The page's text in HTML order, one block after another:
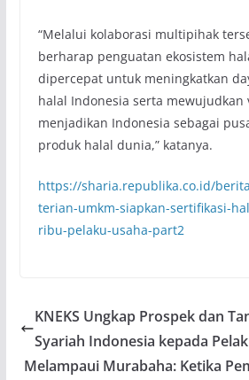
“Melalui kolaborasi multipihak
berharap penguatan ekosistem
dipercepat untuk meningkatkan
halal Indonesia serta mewujudkan
menjadikan Indonesia sebagai
produk halal dunia,” katanya.
https://sharia.republika.co.id/
terian-umkm-siapkan-sertifikasi-
ribu-pelaku-usaha-part2
KNEKS Ungkap Prospek dan
Syariah Indonesia kepada
Melampaui Murabaha: Ketika